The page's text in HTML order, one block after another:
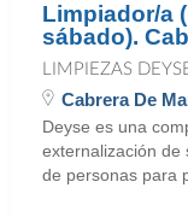
Limpiador/a
sábado).
LIMPIEZAS
Cabrera De
Deyse es una
externalización de
de personas para